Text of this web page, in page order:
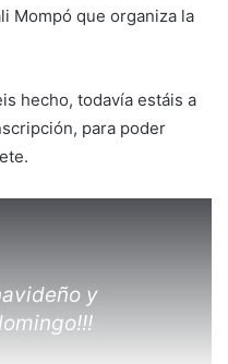
Mompó que organiza la
hecho, todavía estáis a
para poder
y